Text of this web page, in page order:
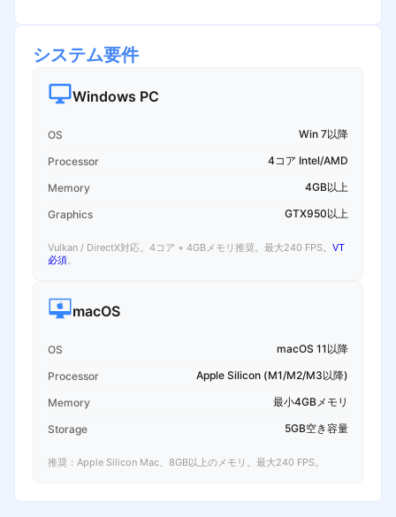
システム要件
Windows PC
OS Win 7以降
Processor 4コア Intel/AMD
Memory 4GB以上
Graphics GTX950以上
Vulkan / DirectX対応。4コア + 4GBメモリ推奨。最大240 FPS。 VT
必須。
macOS
OS macOS 11以降
Processor Apple Silicon (M1/M2/M3以降)
Memory 最小4GBメモリ
Storage 5GB空き容量
推奨：Apple Silicon Mac、8GB以上のメモリ。最大240 FPS。